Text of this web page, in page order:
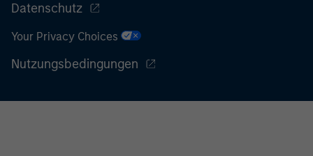
zurückzukehren.
Datenschutz
Your Privacy Choices
Nutzungsbedingungen